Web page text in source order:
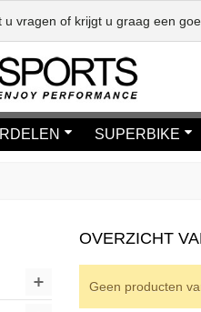
u vragen of krijgt u graag een
SUPERBIKE
OVERZICHT
Geen producten